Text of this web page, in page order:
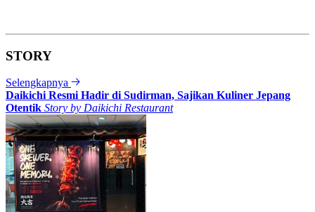
STORY
Selengkapnya
Daikichi Resmi Hadir di Sudirman, Sajikan Kuliner Jepang
Otentik Story by Daikichi Restaurant